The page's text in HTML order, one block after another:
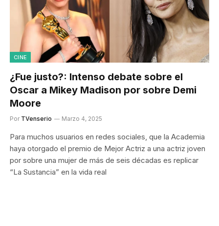
CINE
¿Fue justo?: Intenso debate sobre el
Oscar a Mikey Madison por sobre Demi
Moore
Por TVenserio Marzo 4, 2025
Para muchos usuarios en redes sociales, que la Academia
haya otorgado el premio de Mejor Actriz a una actriz joven
por sobre una mujer de más de seis décadas es replicar
“La Sustancia” en la vida real